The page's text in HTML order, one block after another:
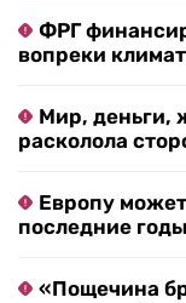
ФРГ
вопреки
Мир, деньги,
расколола
Европу
последние годы
«Пощечина